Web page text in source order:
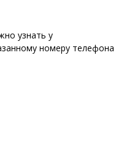
узнать у
номеру телефона